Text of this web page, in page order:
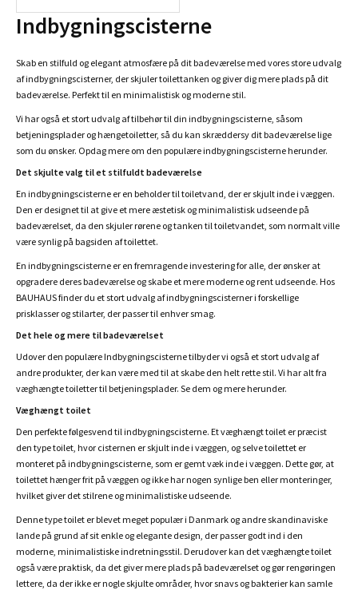
Indbygningscisterne
Skab en stilfuld og elegant atmosfære på dit badeværelse med vores store udvalg
af indbygningscisterner, der skjuler toilettanken og giver dig mere plads på dit
badeværelse. Perfekt til en minimalistisk og moderne stil.
Vi har også et stort udvalg af tilbehør til din indbygningscisterne, såsom
betjeningsplader og hængetoiletter, så du kan skræddersy dit badeværelse lige
som du ønsker. Opdag mere om den populære indbygningscisterne herunder.
Det skjulte valg til et stilfuldt badeværelse
En indbygningscisterne er en beholder til toiletvand, der er skjult inde i væggen.
Den er designet til at give et mere æstetisk og minimalistisk udseende på
badeværelset, da den skjuler rørene og tanken til toiletvandet, som normalt ville
være synlig på bagsiden af toilettet.
En indbygningscisterne er en fremragende investering for alle, der ønsker at
opgradere deres badeværelse og skabe et mere moderne og rent udseende. Hos
BAUHAUS finder du et stort udvalg af indbygningscisterner i forskellige
prisklasser og stilarter, der passer til enhver smag.
Det hele og mere til badeværelset
Udover den populære Indbygningscisterne tilbyder vi også et stort udvalg af
andre produkter, der kan være med til at skabe den helt rette stil. Vi har alt fra
væghængte toiletter til betjeningsplader. Se dem og mere herunder.
Væghængt toilet
Den perfekte følgesvend til indbygningscisterne. Et væghængt toilet er præcist
den type toilet, hvor cisternen er skjult inde i væggen, og selve toilettet er
monteret på indbygningscisterne, som er gemt væk inde i væggen. Dette gør, at
toilettet hænger frit på væggen og ikke har nogen synlige ben eller monteringer,
hvilket giver det stilrene og minimalistiske udseende.
Denne type toilet er blevet meget populær i Danmark og andre skandinaviske
lande på grund af sit enkle og elegante design, der passer godt ind i den
moderne, minimalistiske indretningsstil. Derudover kan det væghængte toilet
også være praktisk, da det giver mere plads på badeværelset og gør rengøringen
lettere, da der ikke er nogle skjulte områder, hvor snavs og bakterier kan samle